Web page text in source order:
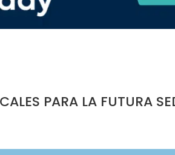
PARA LA FUTURA